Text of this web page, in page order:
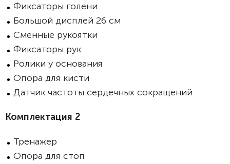
Фиксаторы голени
Большой дисплей 26 см
Сменные рукоятки
Фиксаторы рук
Ролики у основания
Опора для кисти
Датчик частоты сердечных сокращений
Комплектация 2
Тренажер
Опора для стоп